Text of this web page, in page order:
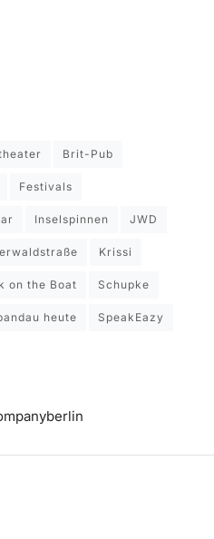
Brit-Pub
Festivals
Inselspinnen JWD
Krissi
on the Boat Schupke
heute SpeakEazy